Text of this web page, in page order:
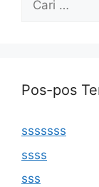
Pos-pos
sssssss
ssss
sss